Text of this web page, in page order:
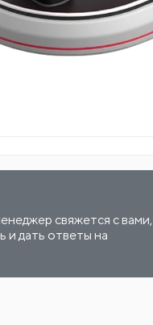
свяжется с вами,
и дать ответы на